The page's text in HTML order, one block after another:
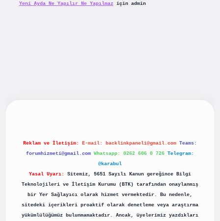
Yeni Ayda Ne Yapılır Ne Yapılmaziçin admin
Reklam ve İletişim: E-mail: backlinkpaneli@gmail.com Teams:
forumhizmeti@gmail.com Whatsapp: 0262 606 0 726 Telegram:
@karabul
Yasal Uyarı:
Sitemiz, 5651 Sayılı Kanun gereğince Bilgi
Teknolojileri ve İletişim Kurumu (BTK) tarafından onaylanmış
bir Yer Sağlayıcı olarak hizmet vermektedir. Bu nedenle,
sitedeki içerikleri proaktif olarak denetleme veya araştırma
yükümlülüğümüz bulunmamaktadır. Ancak, üyelerimiz yazdıkları